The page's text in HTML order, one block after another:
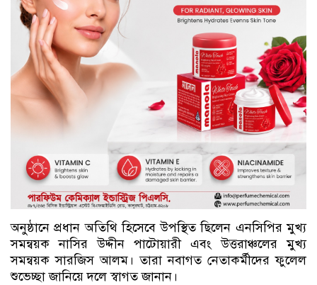
অনুষ্ঠানে প্রধান অতিথি হিসেবে উপস্থিত ছিলেন এনসিপির মুখ্য
সমন্বয়ক নাসির উদ্দীন পাটোয়ারী এবং উত্তরাঞ্চলের মুখ্য
সমন্বয়ক সারজিস আলম। তারা নবাগত নেতাকর্মীদের ফুলেল
শুভেচ্ছা জানিয়ে দলে স্বাগত জানান।